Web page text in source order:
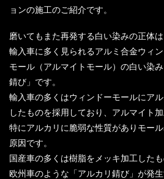
ョンの施工のご紹介です。
磨いてもまた再発する白い染みの正体は
輸入車に多く見られるアルミ合金ウィ
モール（アルマイトモール）の白い染
錆び」です。
輸入車の多くはウィンドーモールにア
したものを採用しており、アルマイト
特にアルカリに脆弱な性質がありモー
原因です。
国産車の多くは樹脂をメッキ加工した
欧州車のような「アルカリ錆び」が発